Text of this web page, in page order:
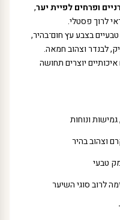
ופרחים לפיית יער,
לרוך פסטלי.
בצבע עץ חום־בהיר,
לבנדר וצהוב חמאה.
יוצרים תחושה
ונוחות
וצהוב בהיר
טבעי
לרוב סוגי השיער